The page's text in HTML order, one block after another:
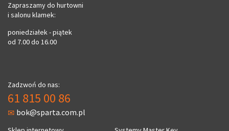
Zapraszamy do hurtowni
i salonu klamek:
poniedziałek - piątek
od 7.00 do 16.00
Zadzwoń do nas:
61 815 00 86
bok@sparta.com.pl